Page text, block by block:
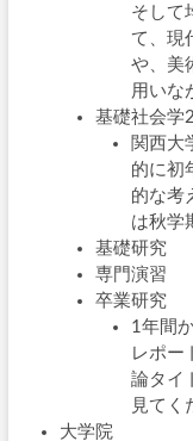
そして
て、現
や、美
用いな
基礎社会学2
関西大
的に初
的な考
は秋学
基礎研究
専門演習
卒業研究
1年間
レポー
論タイ
見てく
大学院